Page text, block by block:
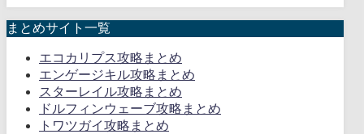
まとめサイト一覧
エコカリプス攻略まとめ
エンゲージキル攻略まとめ
スターレイル攻略まとめ
ドルフィンウェーブ攻略まとめ
トワツガイ攻略まとめ